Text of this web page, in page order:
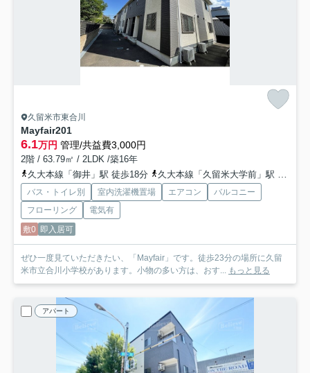
久留米市東合川
Mayfair201
6.1万円 管理/共益費3,000円
2階 / 63.79㎡ / 2LDK /築16年
久大本線「御井」駅 徒歩18分
久大本線「久留米大学前」駅 徒歩19分
バス・トイレ別 室内洗濯機置場 エアコン
バルコニー
フローリング
電気有
敷0 即入居可
ぜひ一度見ていただきたい、「Mayfair」です。徒歩23分の場所に久留
米市立合川小学校があります。小物の多い方は、おす... もっと見る
アパート